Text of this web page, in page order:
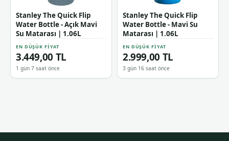
Stanley The Quick Flip
Water Bottle - Açık Mavi
Su Matarası | 1.06L
EN DÜŞÜK FIYAT
3.449,00 TL
1 gün 7 saat önce
Stanley The Quick Flip
Water Bottle - Mavi Su
Matarası | 1.06L
EN DÜŞÜK FIYAT
2.999,00 TL
3 gün 16 saat önce